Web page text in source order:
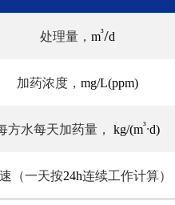
处理量， m³/d
加药浓度， mg/L(ppm)
方水每天加药量， kg/(m³·d)
（一天按24h连续工作计算）